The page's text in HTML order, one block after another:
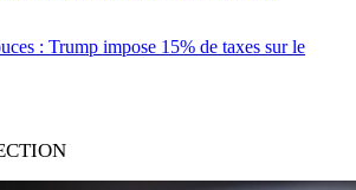
: Trump impose 15% de taxes sur le